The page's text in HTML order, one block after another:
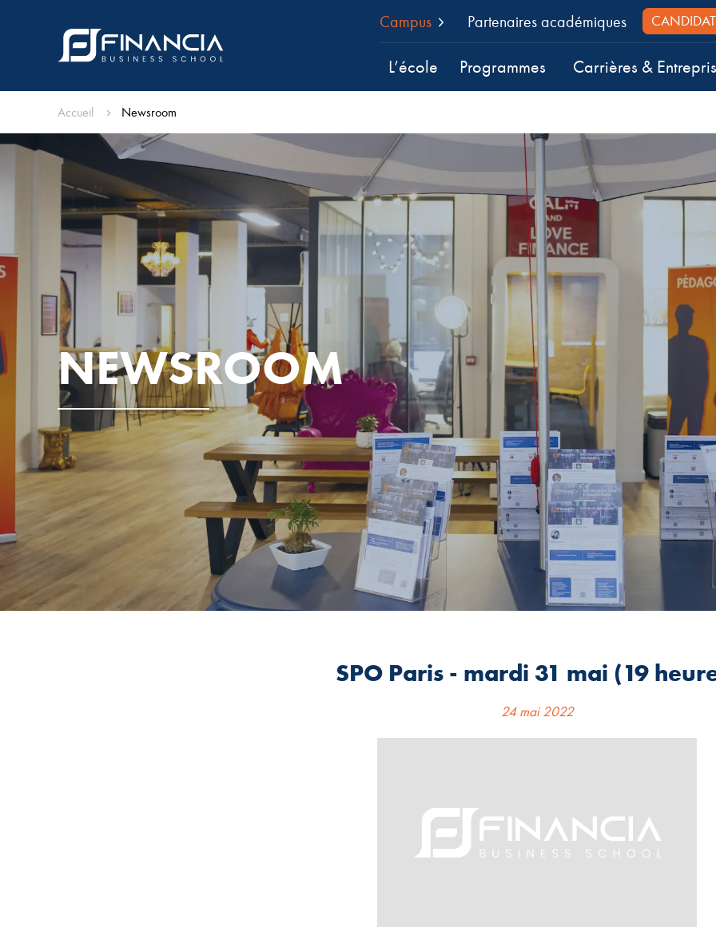
Campus Partenaires académiques
L’école Programmes Carrières &
Accueil Newsroom
NEWSROOM
SPO Paris - mardi 31 mai (19
24 mai 2022